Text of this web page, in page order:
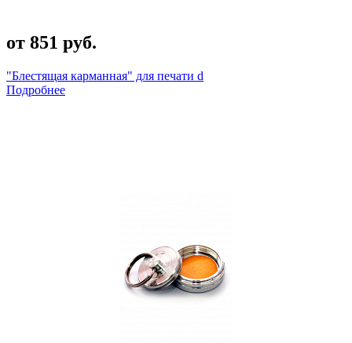
от 851 руб.
"Блестящая карманная" для печати d
Подробнее